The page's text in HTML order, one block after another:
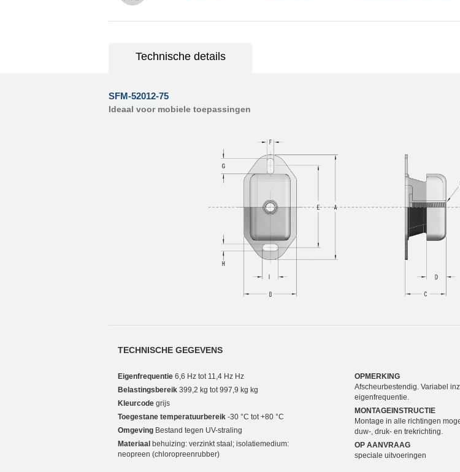
Technische details
SFM-52012-75
Ideaal voor mobiele toepassingen
TECHNISCHE GEGEVENS
Eigenfrequentie 6,6 Hz tot 11,4 Hz Hz
Belastingsbereik 399,2 kg tot 997,9 kg kg
Kleurcode grijs
Toegestane temperatuurbereik -30 °C tot +80 °C
Omgeving Bestand tegen UV-straling
Materiaal behuizing: verzinkt staal; isolatiemedium:
neopreen (chloropreenrubber)
OPMERKING
Afscheurbestendig. Variabel
eigenfrequentie.
MONTAGEINSTRUCTIE
Montage in alle richtingen
duw-, druk- en trekrichting.
OP AANVRAAG
speciale uitvoeringen